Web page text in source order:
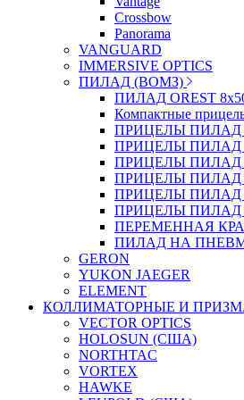
Crossbow
Panorama
VANGUARD
IMMERSIVE OPTICS
ПИЛАД (ВОМЗ)
ПИЛАД OREST
Компактные
ПРИЦЕЛЫ ПИЛАД
ПРИЦЕЛЫ ПИЛАД
ПРИЦЕЛЫ ПИЛАД
ПРИЦЕЛЫ ПИЛАД
ПРИЦЕЛЫ ПИЛАД
ПРИЦЕЛЫ ПИЛАД
ПЕРЕМЕННАЯ
ПИЛАД НА
GERON
YUKON JAEGER
ELEMENT
КОЛЛИМАТОРНЫЕ И
VECTOR OPTICS
HOLOSUN (США)
NORTHTAC
VORTEX
HAWKE